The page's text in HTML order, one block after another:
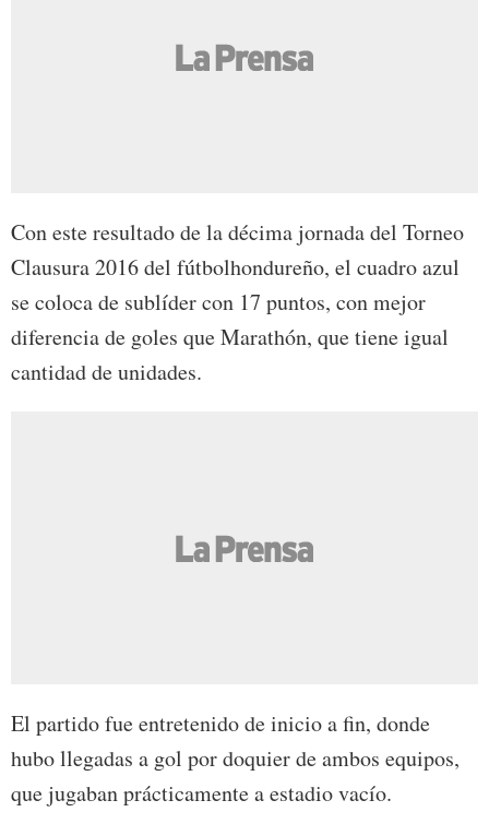
Con este resultado de la décima jornada del Torneo
Clausura 2016 del fútbolhondureño, el cuadro azul
se coloca de sublíder con 17 puntos, con mejor
diferencia de goles que Marathón, que tiene igual
cantidad de unidades.
El partido fue entretenido de inicio a fin, donde
hubo llegadas a gol por doquier de ambos equipos,
que jugaban prácticamente a estadio vacío.